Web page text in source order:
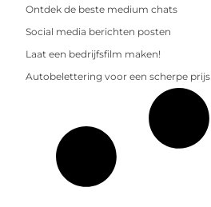
Ontdek de beste medium chats
Social media berichten posten
Laat een bedrijfsfilm maken!
Autobelettering voor een scherpe prijs